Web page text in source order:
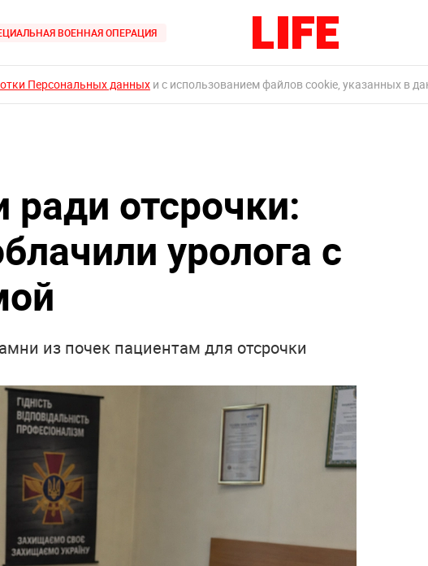
ВОЕННАЯ ОПЕРАЦИЯ
Персональных данных и с использованием файлов cookie, указанных в
отсрочки:
уролога с
из почек пациентам для отсрочки